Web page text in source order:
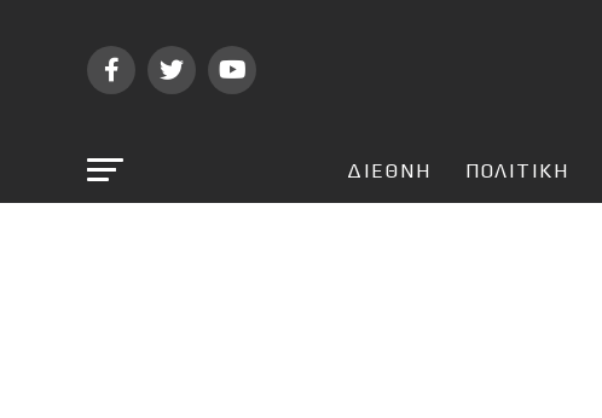
ΔΙΕΘΝΗ ΠΟΛΙΤΙΚΗ